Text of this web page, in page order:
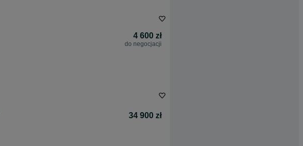
4 600 zł
do negocjacji
34 900 zł